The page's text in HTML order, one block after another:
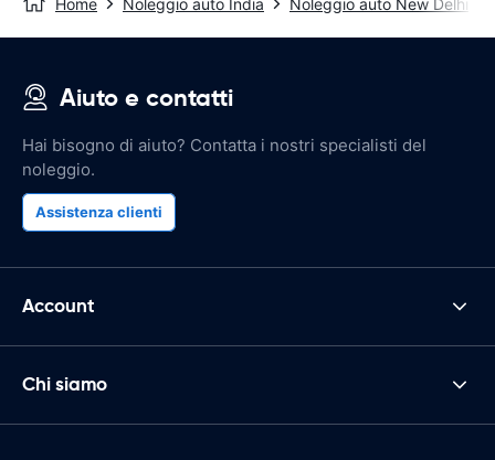
Home Noleggio auto India Noleggio auto New Delhi
Aiuto e contatti
Hai bisogno di aiuto? Contatta i nostri specialisti del
noleggio.
Assistenza clienti
Account
Chi siamo